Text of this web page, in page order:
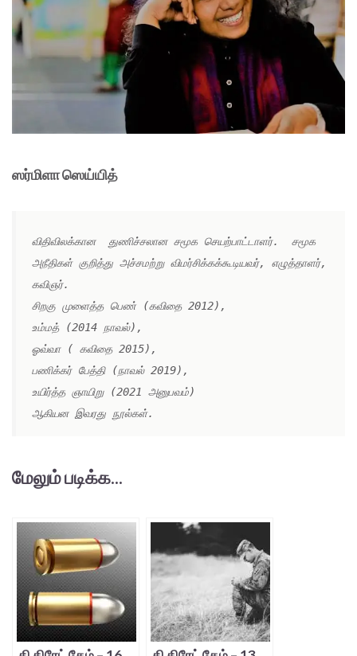
ஸர்மிளா ஸெய்யித்
விதிவிலக்கான  துணிச்சலான சமூக செயற்பாட்டாளர்.  சமூக
அநீதிகள் குறித்து அச்சமற்று விமர்சிக்கக்கூடியவர், எழுத்தாளர்,
கவிஞர்.
சிறகு முளைத்த பெண் (கவிதை 2012),
உம்மத் (2014 நாவல்),
ஓவ்வா ( கவிதை 2015),
பணிக்கர் பேத்தி (நாவல் 2019),
உயிர்த்த ஞாயிறு (2021 அனுபவம்)
ஆகியன இவரது நூல்கள்.
மேலும் படிக்க...